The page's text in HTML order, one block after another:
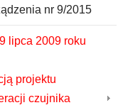
nr 9/2015
lipca 2009 roku
projektu
czujnika